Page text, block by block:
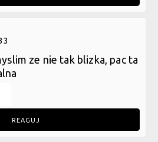
ze nie tak blizka, pac ta
REAGUJ